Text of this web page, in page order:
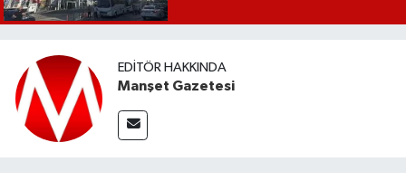
EDITÖR HAKKINDA
Manşet Gazetesi